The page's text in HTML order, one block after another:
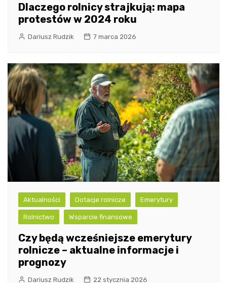
Dlaczego rolnicy strajkują: mapa
protestów w 2024 roku
Dariusz Rudzik 7 marca 2026
Aktualności Dotacje rolnicze Emerytury
Rolnictwo Wsparcie finansowe
Czy będą wcześniejsze emerytury
rolnicze – aktualne informacje i
prognozy
Dariusz Rudzik 22 stycznia 2026